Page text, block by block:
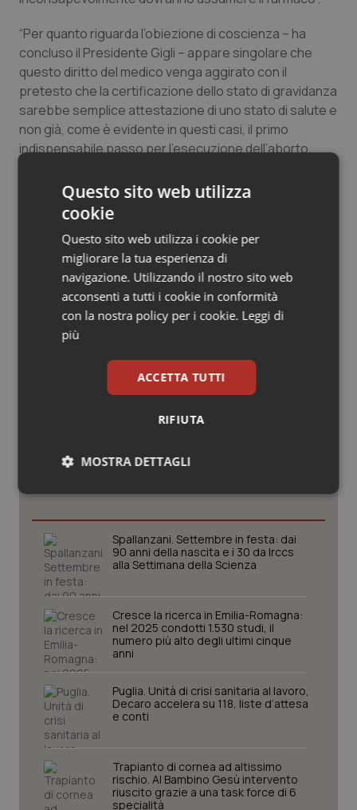
Sangue & coagulazione
Tiroide
Tumore al seno
Tumore ovarico
Tumori del Polmone & Testa Collo
Tumori gastrointestinali
Ulcera & Reflusso
“Per quanto riguarda l’obiezione di coscienza – ha
concluso il Presidente Gigli – appare singolare che
questo diritto del medico venga aggirato con il
pretesto che la certificazione dello stato di gravidanza
sarebbe semplice attestazione di uno stato di salute e
non già, come è evidente in questi casi, il primo
indispensabile passo per l’esecuzione dell’aborto
Ass. Coscioni: “Su obiettori Tar conferma
delibera consultori, altre Regioni seguano
esempio Zingaretti”
03 Agosto 2016
© Riproduzione riservata
Potrebbe interessarti in
Spallanzani. Settembre in festa: dai
90 anni della nascita e i 30 da Irccs
alla Settimana della Scienza
Cresce la ricerca in Emilia-Romagna:
nel 2025 condotti 1.530 studi, il
numero più alto degli ultimi cinque
anni
Puglia. Unità di crisi sanitaria al lavoro,
Decaro accelera su 118, liste d’attesa
e conti
Trapianto di cornea ad altissimo
rischio. Al Bambino Gesù intervento
riuscito grazie a una task force di 6
specialità
Questo sito web utilizza
cookie
Questo sito web utilizza i cookie per
migliorare la tua esperienza di
navigazione. Utilizzando il nostro sito web
acconsenti a tutti i cookie in conformità
con la nostra policy per i cookie. Leggi di
più
ACCETTA TUTTI
RIFIUTA
MOSTRA DETTAGLI
Necessari Statistici Marketing
I cookie necessari contribuiscono a rendere fruibile il
sito web abilitandone funzionalità di base quali la
navigazione sulle pagine e l'accesso alle aree
protette del sito. Il sito web non è in grado di
funzionare correttamente senza questi cookie.
Nome
Fornitore /Dominio
VISITOR_PRIVACY_METADATA
.youtube.com